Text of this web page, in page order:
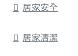
居家安全
居家清潔